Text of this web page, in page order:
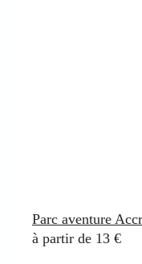
Parc aventure
à partir de 13 €